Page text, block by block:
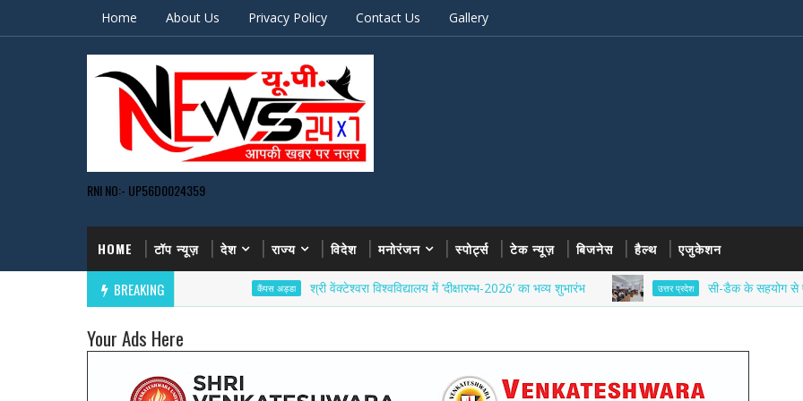
Home About Us Privacy Policy Contact Us Gallery
RNI NO:- UP56D0024359
HOME टॉप न्यूज़ देश राज्य विदेश मनोरंजन स्पोर्ट्स टेक न्यूज़ बिजनेस हैल्थ एजुकेशन
BREAKING श्री वेंक्टेश्वरा विश्वविद्यालय में ‘दीक्षारम्भ-2026’ का भव्य शुभारंभ उत्तर प्रदेश सी-डैक के सहयोग से एमआईईटी
Your Ads Here